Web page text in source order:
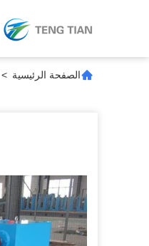
الصفحة الرئيسية >